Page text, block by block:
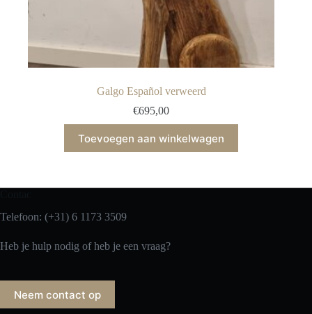
Galgo Español verweerd
€695,00
Toevoegen aan winkelwagen
Telefoon: (+31) 6 1173 3509
Heb je hulp nodig of heb je een vraag?
Neem contact op